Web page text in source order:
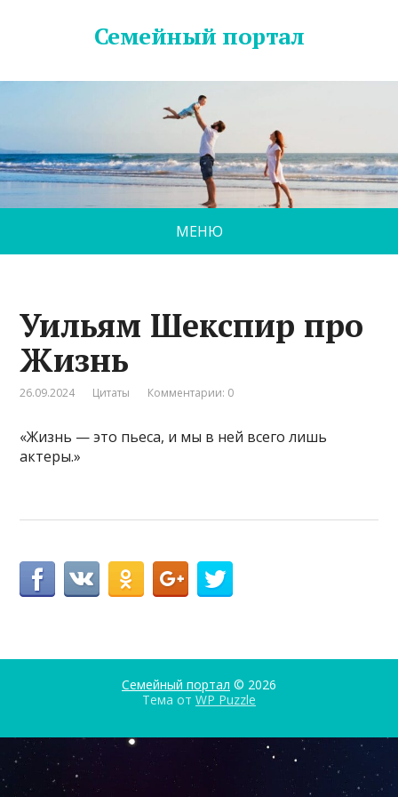
Семейный портал
МЕНЮ
Уильям Шекспир про
Жизнь
26.09.2024 Цитаты Комментарии: 0
«Жизнь — это пьеса, и мы в ней всего лишь
актеры.»
Семейный портал © 2026
Тема от WP Puzzle